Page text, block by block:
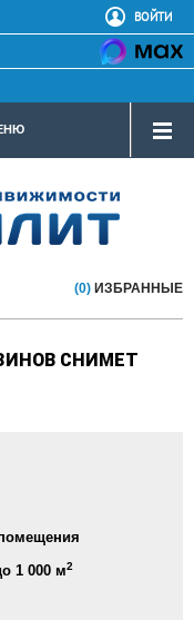
ВОЙТИ
(0) ИЗБРАННЫЕ
СНИМЕТ
1 000 м2